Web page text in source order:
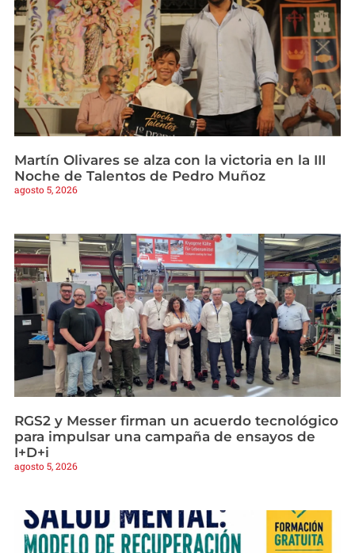
Martín Olivares se alza con la victoria en la III
Noche de Talentos de Pedro Muñoz
agosto 5, 2026
RGS2 y Messer firman un acuerdo tecnológico
para impulsar una campaña de ensayos de
I+D+i
agosto 5, 2026